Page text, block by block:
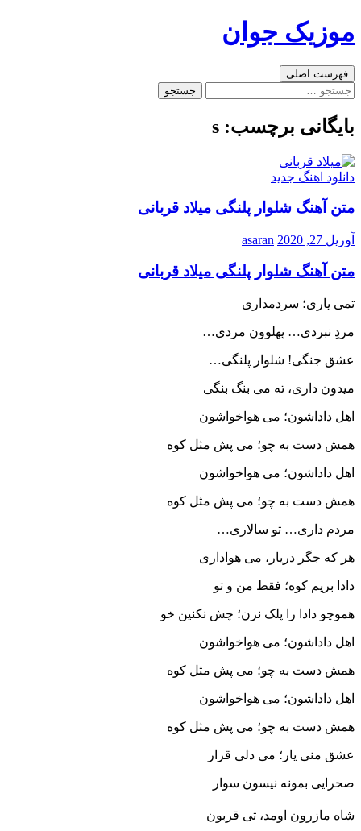
به
موزیک جوان
جست‌وجو
فهرست اصلی
جستجو
بایگانی برچسب: s
دانلود اهنگ جدید
متن آهنگ شلوار پلنگی میلاد قربانی
آوریل 27, 2020 asaran
متن آهنگ شلوار پلنگی میلاد قربانی
تمی یاری؛ سردمداری
مردِ نبردی… پهلوون مردی…
عشق جنگی! شلوار پلنگی…
میدون داری، ته می بنگ بنگی
اهل داداشون؛ می هواخواشون
همش دست به چو؛ می پش مثل کوه
اهل داداشون؛ می هواخواشون
همش دست به چو؛ می پش مثل کوه
مردم داری… تو سالاری…
هر که جگر دریار، می هواداری
دادا بریم کوه؛ فقط من و تو
هموچو دادا را پلک نزن؛ چش نکنین خو
اهل داداشون؛ می هواخواشون
همش دست به چو؛ می پش مثل کوه
اهل داداشون؛ می هواخواشون
همش دست به چو؛ می پش مثل کوه
عشق منی یار؛ می دلی قرار
صحرایی بمونه نیسون سوار
شاه مازرون اومد، تی قربون